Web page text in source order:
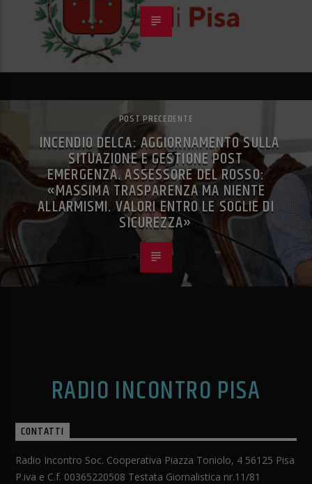
POST PRECEDENTE
INCENDIO DELCA: AGGIORNAMENTO SULLA
SITUAZIONE E GESTIONE POST
EMERGENZA. ASSESSORE DEL ROSSO:
«MASSIMA TRASPARENZA MA NIENTE
ALLARMISMI. VALORI ENTRO LE SOGLIE DI
SICUREZZA»
RADIO INCONTRO PISA
CONTATTI
Radio Incontro Soc. Cooperativa Piazza Toniolo, 4 56125 Pisa
P.iva e C.f. 00365220508 Testata Giornalistica nr.11/81